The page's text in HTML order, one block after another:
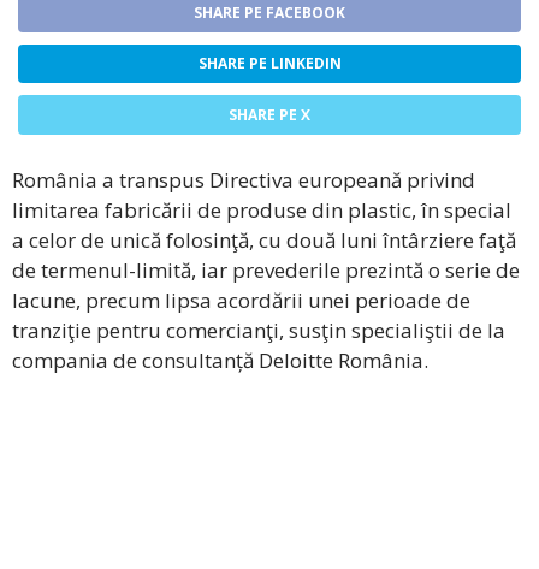
SHARE PE FACEBOOK
SHARE PE LINKEDIN
SHARE PE X
România a transpus Directiva europeană privind
limitarea fabricării de produse din plastic, în special
a celor de unică folosinţă, cu două luni întârziere faţă
de termenul-limită, iar prevederile prezintă o serie de
lacune, precum lipsa acordării unei perioade de
tranziţie pentru comercianţi, susţin specialiştii de la
compania de consultanță Deloitte România.